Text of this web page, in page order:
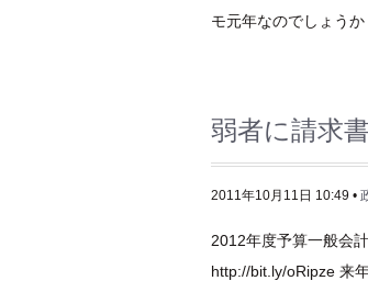
モ元年なのでしょうか
弱者に請求
2011年10月11日 10:49 •
2012年度予算一般会
http://bit.ly/oRipze 来